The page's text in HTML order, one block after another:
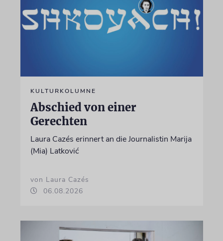
KULTURKOLUMNE
Abschied von einer
Gerechten
Laura Cazés erinnert an die Journalistin Marija
(Mia) Latković
von Laura Cazés
06.08.2026